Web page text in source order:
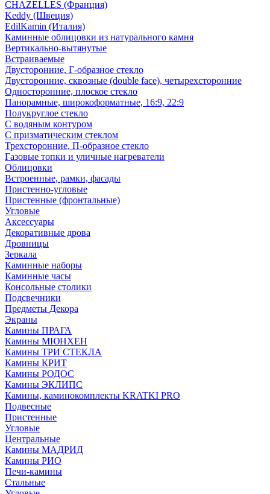
CHAZELLES (Франция)
Keddy (Швеция)
EdilKamin (Италия)
Каминные облицовки из натурального камня
Вертикально-вытянутые
Встраиваемые
Двусторонние, Г-образное стекло
Двусторонние, сквозные (double face), четырехсторонние
Односторонние, плоское стекло
Панорамные, широкоформатные, 16:9, 22:9
Полукруглое стекло
С водяным контуром
С призматическим стеклом
Трехсторонние, П-образное стекло
Газовые топки и уличные нагреватели
Облицовки
Встроенные, рамки, фасады
Пристенно-угловые
Пристенные (фронтальные)
Угловые
Аксессуары
Декоративные дрова
Дровницы
Зеркала
Каминные наборы
Каминные часы
Консольные столики
Подсвечники
Предметы Декора
Экраны
Камины ПРАГА
Камины МЮНХЕН
Камины ТРИ СТЕКЛА
Камины КРИТ
Камины РОДОС
Камины ЭКЛИПС
Камины, каминокомплекты KRATKI PRO
Подвесные
Пристенные
Угловые
Центральные
Камины МАДРИД
Камины РИО
Печи-камины
Стальные